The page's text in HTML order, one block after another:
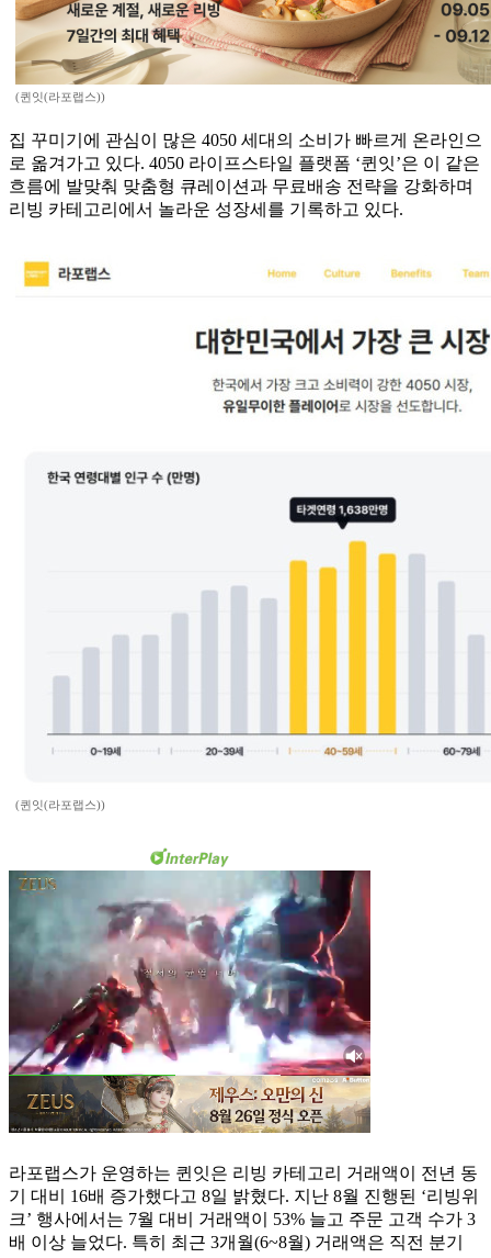
(퀸잇(라포랩스))
집 꾸미기에 관심이 많은 4050 세대의 소비가 빠르게 온라인으
로 옮겨가고 있다. 4050 라이프스타일 플랫폼 ‘퀸잇’은 이 같은
흐름에 발맞춰 맞춤형 큐레이션과 무료배송 전략을 강화하며
리빙 카테고리에서 놀라운 성장세를 기록하고 있다.
(퀸잇(라포랩스))
라포랩스가 운영하는 퀸잇은 리빙 카테고리 거래액이 전년 동
기 대비 16배 증가했다고 8일 밝혔다. 지난 8월 진행된 ‘리빙위
크’ 행사에서는 7월 대비 거래액이 53% 늘고 주문 고객 수가 3
배 이상 늘었다. 특히 최근 3개월(6~8월) 거래액은 직전 분기